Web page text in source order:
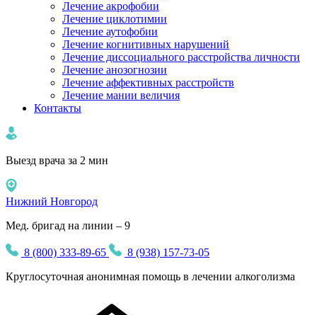
Лечение акрофобии
Лечение циклотимии
Лечение аутофобии
Лечение когнитивных нарушений
Лечение диссоциального расстройства личности
Лечение анозогнозии
Лечение аффективных расстройств
Лечение мании величия
Контакты
Выезд врача за 2 мин
Нижний Новгород
Мед. бригад на линии – 9
8 (800) 333-89-65
8 (938) 157-73-05
Круглосуточная анонимная помощь в лечении алкоголизма